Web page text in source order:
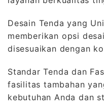
Desain Tenda yang
memberikan opsi
disesuaikan dengan
Standar Tenda dan
fasilitas tambahan
kebutuhan Anda dan